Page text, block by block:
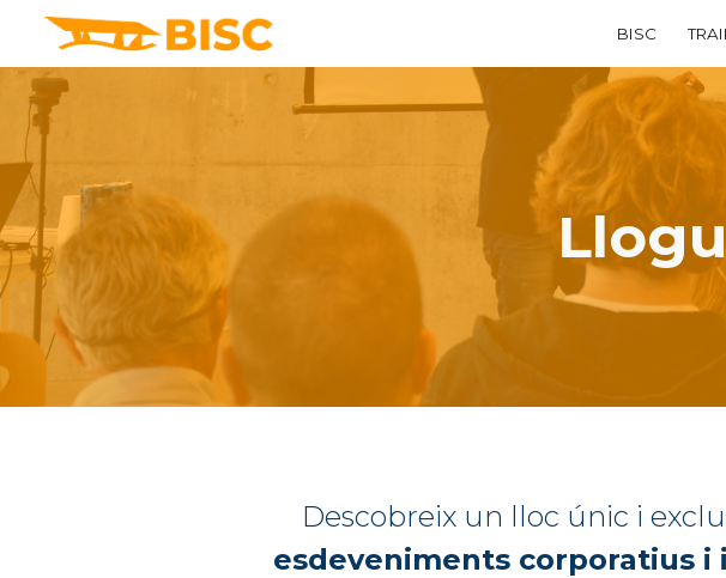
Skip to main content
BISC
Descobreix un lloc únic i
esdeveniments corporatius